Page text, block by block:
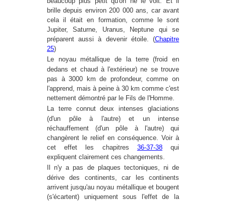
brille depuis environ 200 000 ans, car avant
cela il était en formation, comme le sont
Jupiter, Saturne, Uranus, Neptune qui se
préparent aussi à devenir étoile. (Chapitre
25)
Le noyau métallique de la terre (froid en
dedans et chaud à l'extérieur) ne se trouve
pas à 3000 km de profondeur, comme on
l'apprend, mais à peine à 30 km comme c'est
nettement démontré par le Fils de l'Homme.
La terre connut deux intenses glaciations
(d'un pôle à l'autre) et un intense
réchauffement (d'un pôle à l'autre) qui
changèrent le relief en conséquence. Voir à
cet effet les chapitres
36-37-38qui
expliquent clairement ces changements.
Il n'y a pas de plaques tectoniques, ni de
dérive des continents, car les continents
arrivent jusqu'au noyau métallique et bougent
(s'écartent) uniquement sous l'effet de la